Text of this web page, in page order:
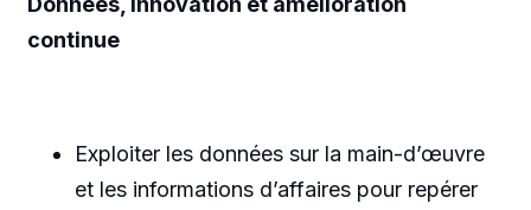
continue
Exploiter les données sur la main-d’œuvre
et les informations d’affaires pour repérer